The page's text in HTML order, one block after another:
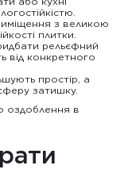
з великою
плитки.
рельєфний
від конкретного
простір, а
затишку.
оздоблення в